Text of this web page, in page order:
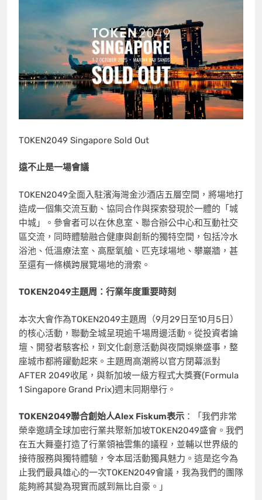
TOKEN2049 Singapore Sold Out
遠不止是一場會議
TOKEN2049全面入駐濱海灣金沙酒店五層空間，將場地打
造成一個集交流互動、協同合作與探索發現於一體的「城
中城」。參會者可以在休息室、聯合辦公中心和互動社交
區交流，同時體驗融合健康與創新的獨特空間，包括冷水
浴池、低溫療法室、高壓氧艙、匹克球場地、攀巖牆，甚
至還有一條橫跨展覽場地的滑索。
TOKEN2049主題周：行業年度重要時刻
本次大會作為TOKEN2049主題周（9月29日至10月5日）
的核心活動，聯動全城呈現逾千場周邊活動。從投資者論
壇、開發者駭客松，到文化創意活動與夜間娛樂盛事，整
座城市都將躍動起來。主題周高潮將以官方閉幕派對
AFTER 2049收尾，與新加坡一級方程式大獎賽(Formula
1 Singapore Grand Prix)週末同期舉行。
TOKEN2049聯合創始人Alex Fiskum表示 ：「我們非常
榮幸邀請全球加密行業共聚新加坡TOKEN2049盛會。我們
在五大舞臺打造了行業領袖雲集的議程，並輔以世界級的
接待服務與獨特體驗，令本屆活動獨具魅力。這是迄今為
止我們最具雄心的一次TOKEN2049會議，我為我們的團隊
能夠將其變為現實而感到無比自豪。」